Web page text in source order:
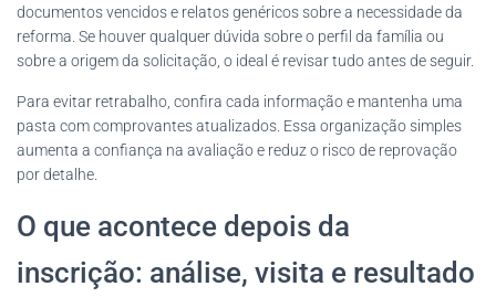
documentos vencidos e relatos genéricos sobre a necessidade da
reforma. Se houver qualquer dúvida sobre o perfil da família ou
sobre a origem da solicitação, o ideal é revisar tudo antes de seguir.
Para evitar retrabalho, confira cada informação e mantenha uma
pasta com comprovantes atualizados. Essa organização simples
aumenta a confiança na avaliação e reduz o risco de reprovação
por detalhe.
O que acontece depois da
inscrição: análise, visita e resultado